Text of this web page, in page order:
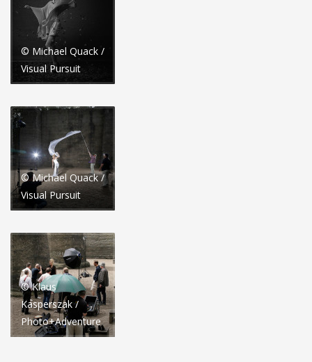
© Michael Quack /
Visual Pursuit
© Michael Quack /
Visual Pursuit
© Klaus
Kasperszak /
Photo+Adventure